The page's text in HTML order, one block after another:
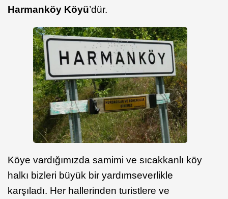
Harmanköy Köyü’dür.
Köye vardığımızda samimi ve sıcakkanlı köy
halkı bizleri büyük bir yardımseverlikle
karşıladı. Her hallerinden turistlere ve